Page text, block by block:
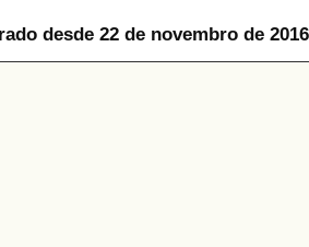
desde 22 de novembro de